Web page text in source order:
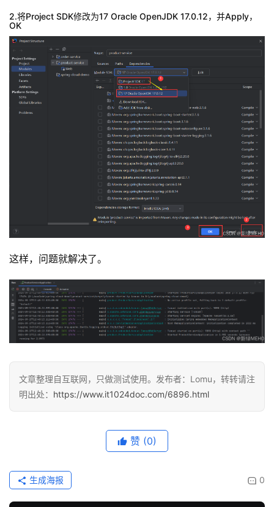
2.将Project SDK修改为17 Oracle OpenJDK 17.0.12，并Apply，
OK
这样，问题就解决了。
文章整理自互联网，只做测试使用。发布者：Lomu，转转请注
明出处： https://www.it1024doc.com/6896.html
赞 (0)
0
生成海报